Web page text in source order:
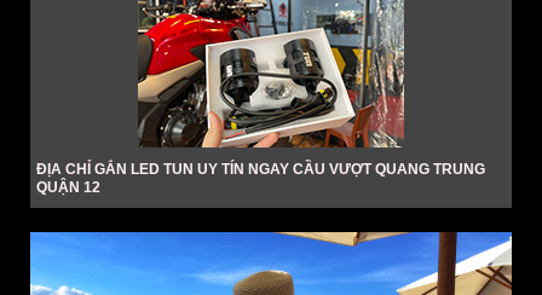
ĐỊA CHỈ GẮN LED TUN UY TÍN NGAY CẦU VƯỢT QUANG TRUNG
QUẬN 12